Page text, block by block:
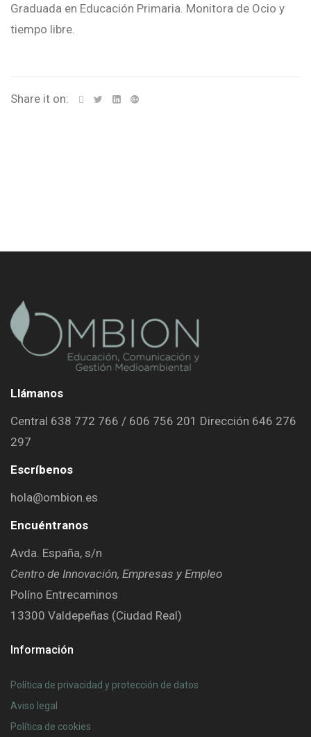
Graduada en Educación Primaria. Monitora de Ocio y
tiempo libre.
Share it on:
Llámanos
Central 638 772 766 / 606 756 201 Dirección 646 276
297
Escríbenos
hola@ombion.es
Encuéntranos
Avda. España, s/n
Centro de Innovación, Empresas y Empleo
Políno Entrecaminos
13300 Valdepeñas (Ciudad Real)
Información
Política de privacidad y protección de datos
Aviso legal
Política de cookies